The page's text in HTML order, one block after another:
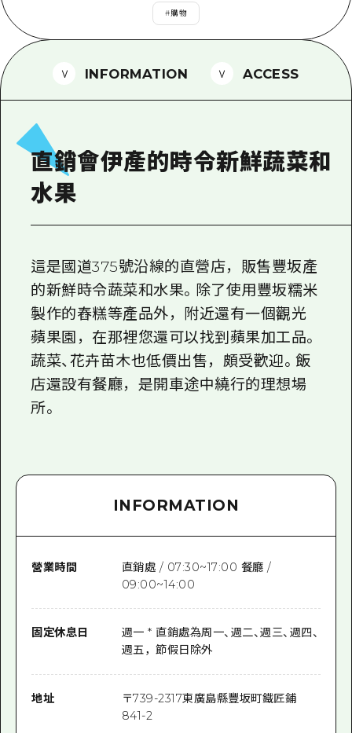
1晚2天
2晚3天
廣島免費 Wi-Fi
常見問題
#購物
INFORMATION ACCESS
直銷會伊產的時令新鮮蔬菜和
水果
這是國道375號沿線的直營店，販售豐坂產
的新鮮時令蔬菜和水果。除了使用豐坂糯米
製作的舂糕等產品外，附近還有一個觀光
蘋果園，在那裡您還可以找到蘋果加工品。
蔬菜、花卉苗木也低價出售，頗受歡迎。飯
店還設有餐廳，是開車途中繞行的理想場
所。
INFORMATION
營業時間
直銷處 / 07:30~17:00 餐廳 /
09:00~14:00
固定休息日
週一 * 直銷處為周一、週二、週三、週四、
週五，節假日除外
地址 〒739-2317東廣島縣豐坂町鐵匠鋪
841-2